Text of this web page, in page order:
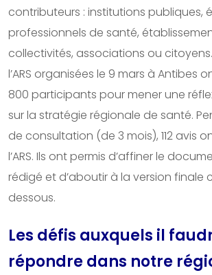
contributeurs : institutions publiques,
professionnels de santé,
collectivités, associations ou
l’ARS organisées le 9 mars à Antibes
800 participants pour mener une
sur la stratégie régionale de santé.
de consultation (de 3 mois), 112 avis
l’ARS. Ils ont permis d’affiner le
rédigé et d’aboutir à la version finale
dessous.
Les défis auxquels il
répondre dans notre